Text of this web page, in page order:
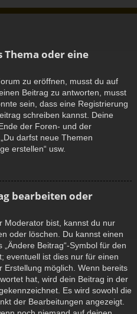
Thema oder eine
zu eröffnen, musst du auf
Beitrag zu antworten, musst
sein, dass eine Registrierung
schreiben kannst. Deine
der Foren- und der
darfst neue Themen
erstellen“ usw.
bearbeiten oder
Moderator bist, kannst du nur
oder löschen. Du kannst einen
Beitrag“-Symbol für den
eventuell ist dies nur für einen
möglich. Wenn bereits
hat, wird dein Beitrag in der
Es wird sowohl die
der Bearbeitungen angezeigt.